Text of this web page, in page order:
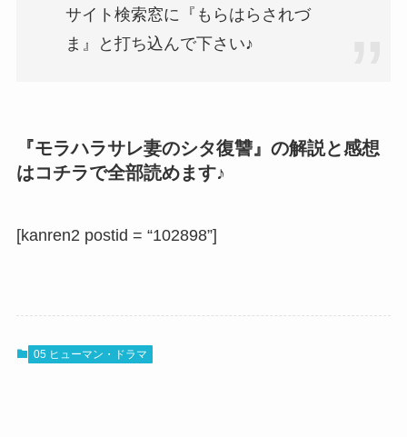
サイト検索窓に『もらはらされづ
ま』と打ち込んで下さい♪
『モラハラサレ妻のシタ復讐』の解説と感想
はコチラで全部読めます♪
[kanren2 postid = “102898”]
05 ヒューマン・ドラマ